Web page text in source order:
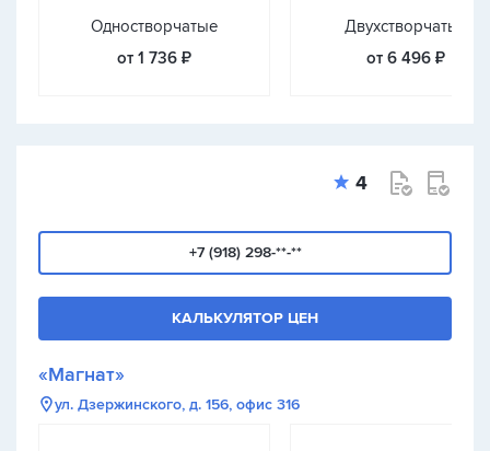
Одностворчатые
от 1 736 ₽
Двухстворчатые
от 6 496 ₽
4
+7 (918) 298-**-**
КАЛЬКУЛЯТОР ЦЕН
«Магнат»
ул. Дзержинского, д. 156, офис 316